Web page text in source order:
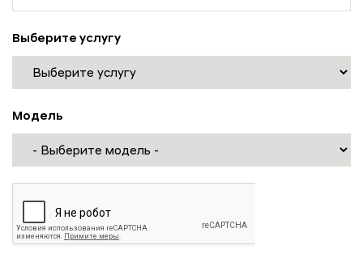
Выберите услугу
Модель